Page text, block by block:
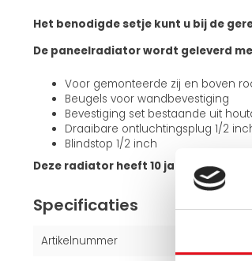
Het benodigde setje kunt u bij de
De paneelradiator wordt geleverd
Voor gemonteerde zij en boven
Beugels voor wandbevestiging
Bevestiging set bestaande uit
Draaibare ontluchtingsplug 1/2
Blindstop 1/2 inch
Deze radiator heeft 10 jaar
Specificaties
Artikelnummer